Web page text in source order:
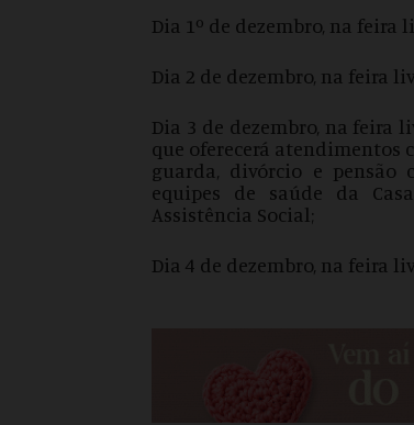
Dia 1º de dezembro, na feira
Dia 2 de dezembro, na feira
Dia 3 de dezembro, na feira
que oferecerá atendimentos
guarda, divórcio e pensão
equipes de saúde da
Assistência Social;
Dia 4 de dezembro, na feira